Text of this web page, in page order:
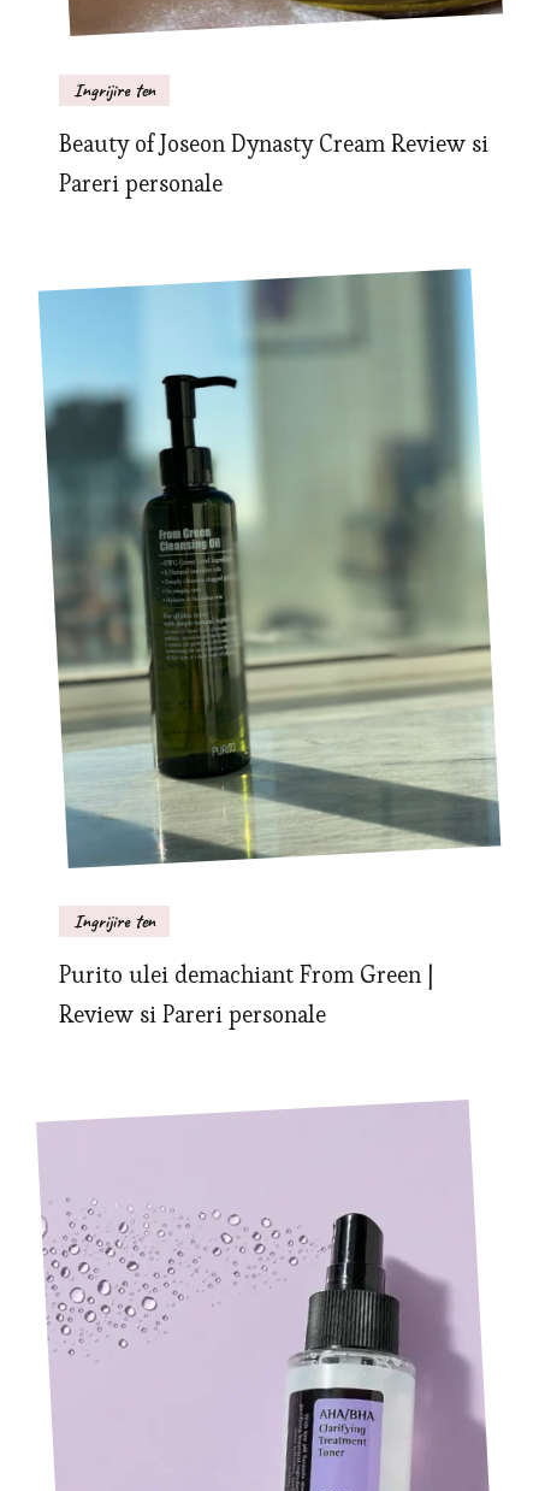
Ingrijire ten
Beauty of Joseon Dynasty Cream Review si
Pareri personale
Ingrijire ten
Purito ulei demachiant From Green |
Review si Pareri personale